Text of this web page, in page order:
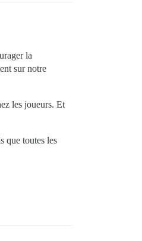
la
sur notre
les joueurs. Et
que toutes les